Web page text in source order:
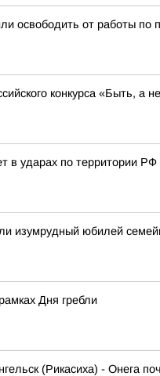
освободить от работы по
конкурса «Быть, а
в ударах по территории РФ
изумрудный юбилей
Дня гребли
(Рикасиха) - Онега